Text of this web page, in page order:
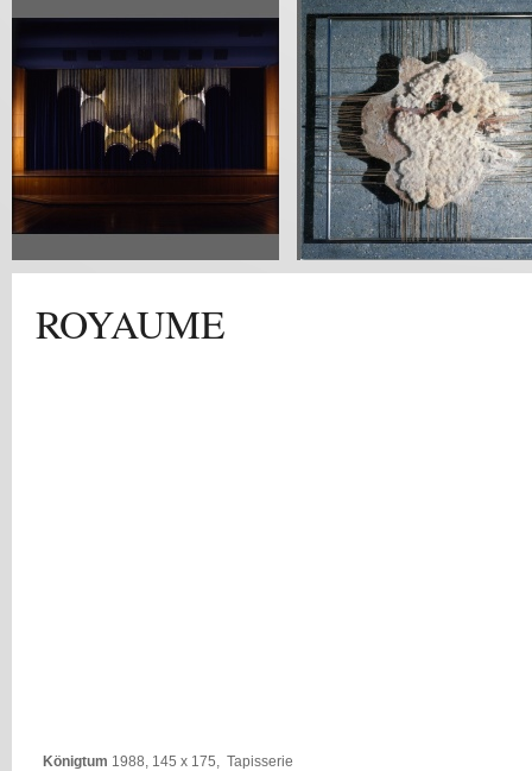
ROYAUME
Königtum 1988, 145 x 175, Tapisserie